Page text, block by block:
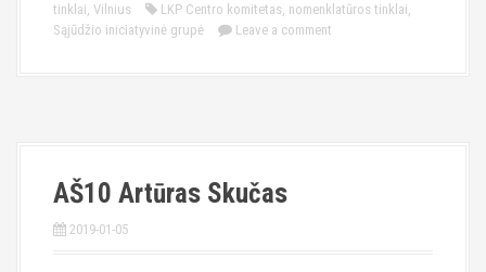
tinklai, Vilnius LKP Centro komitetas, nomenklatūros tinklai,
Sąjūdžio iniciatyvinė grupė
Leave a comment
AŠ10 Artūras Skučas
2019-01-05